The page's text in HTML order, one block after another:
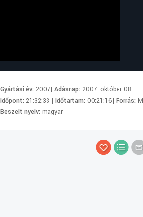
Gyártási év:2007|Adásnap:2007. október 08.
Időpont:21:32:33 |Időtartam:00:21:16|Forrás:
Beszélt nyelv:magyar